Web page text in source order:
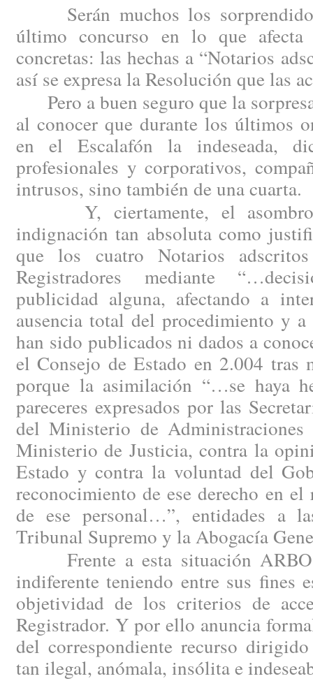
Serán muchos los
último concurso en lo que afecta
concretas: las hechas a “Notarios
así se expresa la Resolución que las
Pero a buen seguro que la
al conocer que durante los últimos
en el Escalafón la indeseada,
profesionales y corporativos,
intrusos, sino también de una cuarta.
Y, ciertamente, el asombro
indignación tan absoluta como
que los cuatro Notarios
Registradores mediante
publicidad alguna, afectando a
ausencia total del procedimiento y
han sido publicados ni dados a
el Consejo de Estado en 2.004 tras
porque la asimilación “…se haya
pareceres expresados por las
del Ministerio de
Ministerio de Justicia, contra la
Estado y contra la voluntad del
reconocimiento de ese derecho en
de ese personal…”, entidades a
Tribunal Supremo y la Abogacía
Frente a esta situación ARBO
indiferente teniendo entre sus fines
objetividad de los criterios de
Registrador. Y por ello anuncia
del correspondiente recurso
tan ilegal, anómala, insólita e